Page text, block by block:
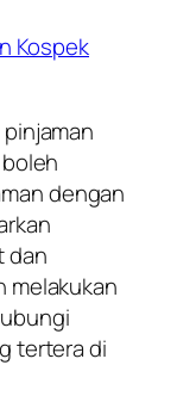
Kospek
dengan
dan
melakukan
tertera di